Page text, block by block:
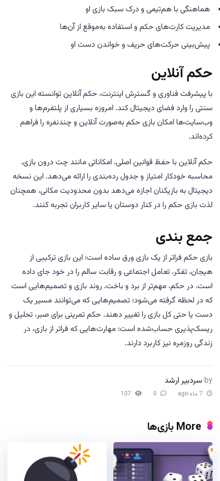
هماهنگی با هم‌تیمی و درک سبک بازی او
مدیریت کارت‌های حکم و استفاده به‌موقع از آن‌ها
پیش‌بینی حرکت‌های حریف و خواندن دست او
حکم آنلاین
با پیشرفت فناوری و گسترش اینترنت، حکم آنلاین توانسته این بازی
سنتی را وارد فضای دیجیتال کند. امروزه بسیاری از پلتفرم‌ها و
وب‌سایت‌ها امکان بازی حکم به‌صورت آنلاین و چندنفره را فراهم
کرده‌اند.
حکم آنلاین با حفظ قوانین اصلی، امکاناتی مانند چت درون بازی،
محاسبه خودکار امتیاز و جدول رده‌بندی را ارائه می‌دهد. این نسخه
دیجیتال به بازیکنان اجازه می‌دهد بدون محدودیت مکانی، همچنان
لذت بازی حکم را در کنار دوستان یا سایر کاربران تجربه کنند.
جمع بندی
بازی حکم فراتر از یک بازی ورق ساده است؛ این بازی ترکیبی از
هیجان، تفکر، تعامل اجتماعی و رقابت سالم را در خود جای داده
است. در حکم، مهم‌تر از برد و باخت، روند بازی و تصمیم‌هایی است
که در لحظه گرفته می‌شود؛ تصمیم‌هایی که می‌توانند مسیر یک
دست یا حتی کل بازی را تغییر دهند. حکم تمرینی برای صبر، تحلیل و
ریسک‌پذیری حساب‌شده است؛ مهارت‌هایی که فراتر از بازی، در
زندگی روزمره نیز کاربرد دارند.
by سردبیر ارشد
More بازی‌ها